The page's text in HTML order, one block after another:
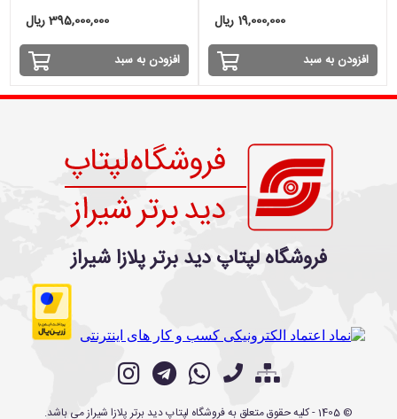
19,000,000 ریال
افزودن به سبد
395,000,000 ریال
افزودن به سبد
فروشگاه لپتاپ دید برتر پلازا شیراز
©
1405- کلیه حقوق متعلق بهفروشگاه لپتاپ دید برتر پلازا شیرازمی باشد.